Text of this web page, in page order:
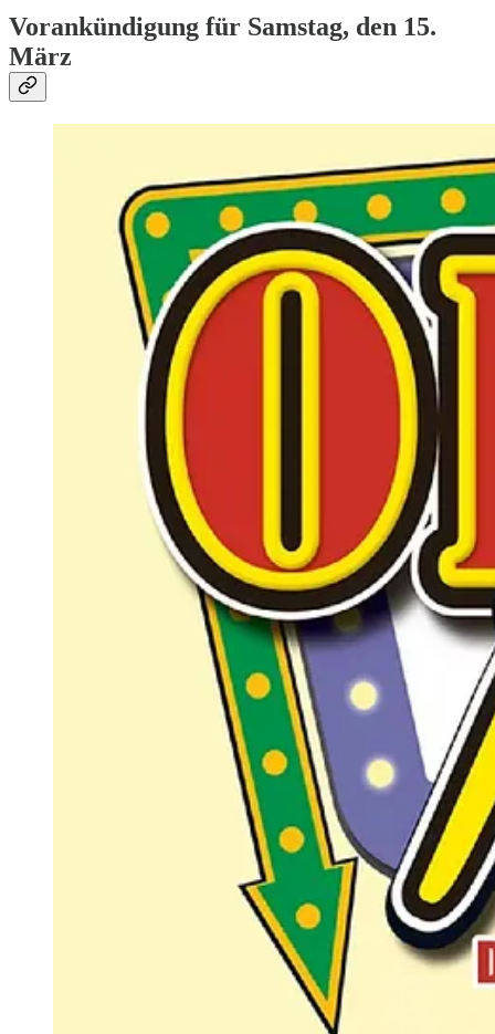
Vorankündigung für Samstag, den 15.
März